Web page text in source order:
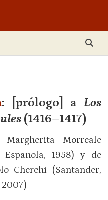
: [prólogo] a Los
(1416–1417)
Margherita Morreale
1958) y de
Cherchi (Santander,